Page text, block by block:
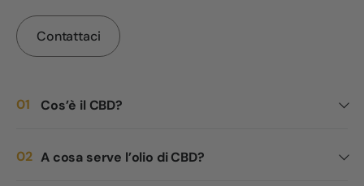
Contattaci
Cos’è il CBD?
A cosa serve l’olio di CBD?